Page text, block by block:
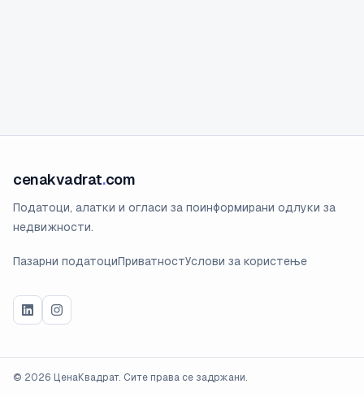
cenakvadrat.com
Податоци, алатки и огласи за поинформирани одлуки за
недвижности.
Пазарни податоциПриватностУслови за користење
© 2026 ЦенаКвадрат. Сите права се задржани.